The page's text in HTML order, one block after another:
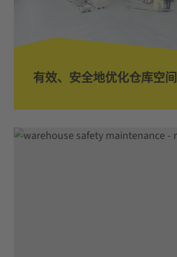
有效、安全地优化仓库空间